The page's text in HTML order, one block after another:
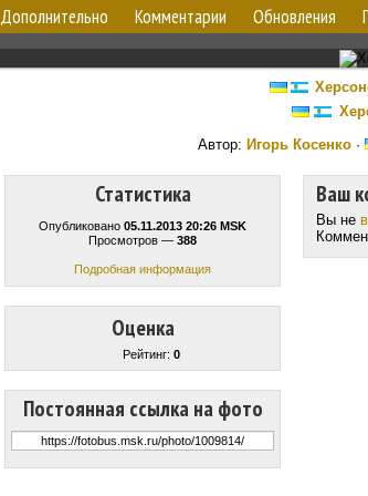
Дополнительно Комментарии Обновления
Автор: Игорь Косенко·
Статистика
Опубликовано 05.11.2013 20:26 MSK
Просмотров — 388
Подробная информация
Оценка
Рейтинг: 0
Постоянная ссылка на фото
Ваш
Вы не